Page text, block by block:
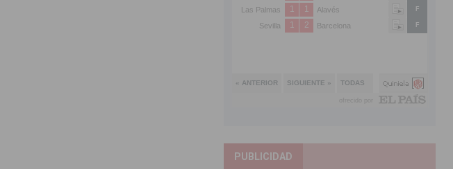
PUBLICIDAD